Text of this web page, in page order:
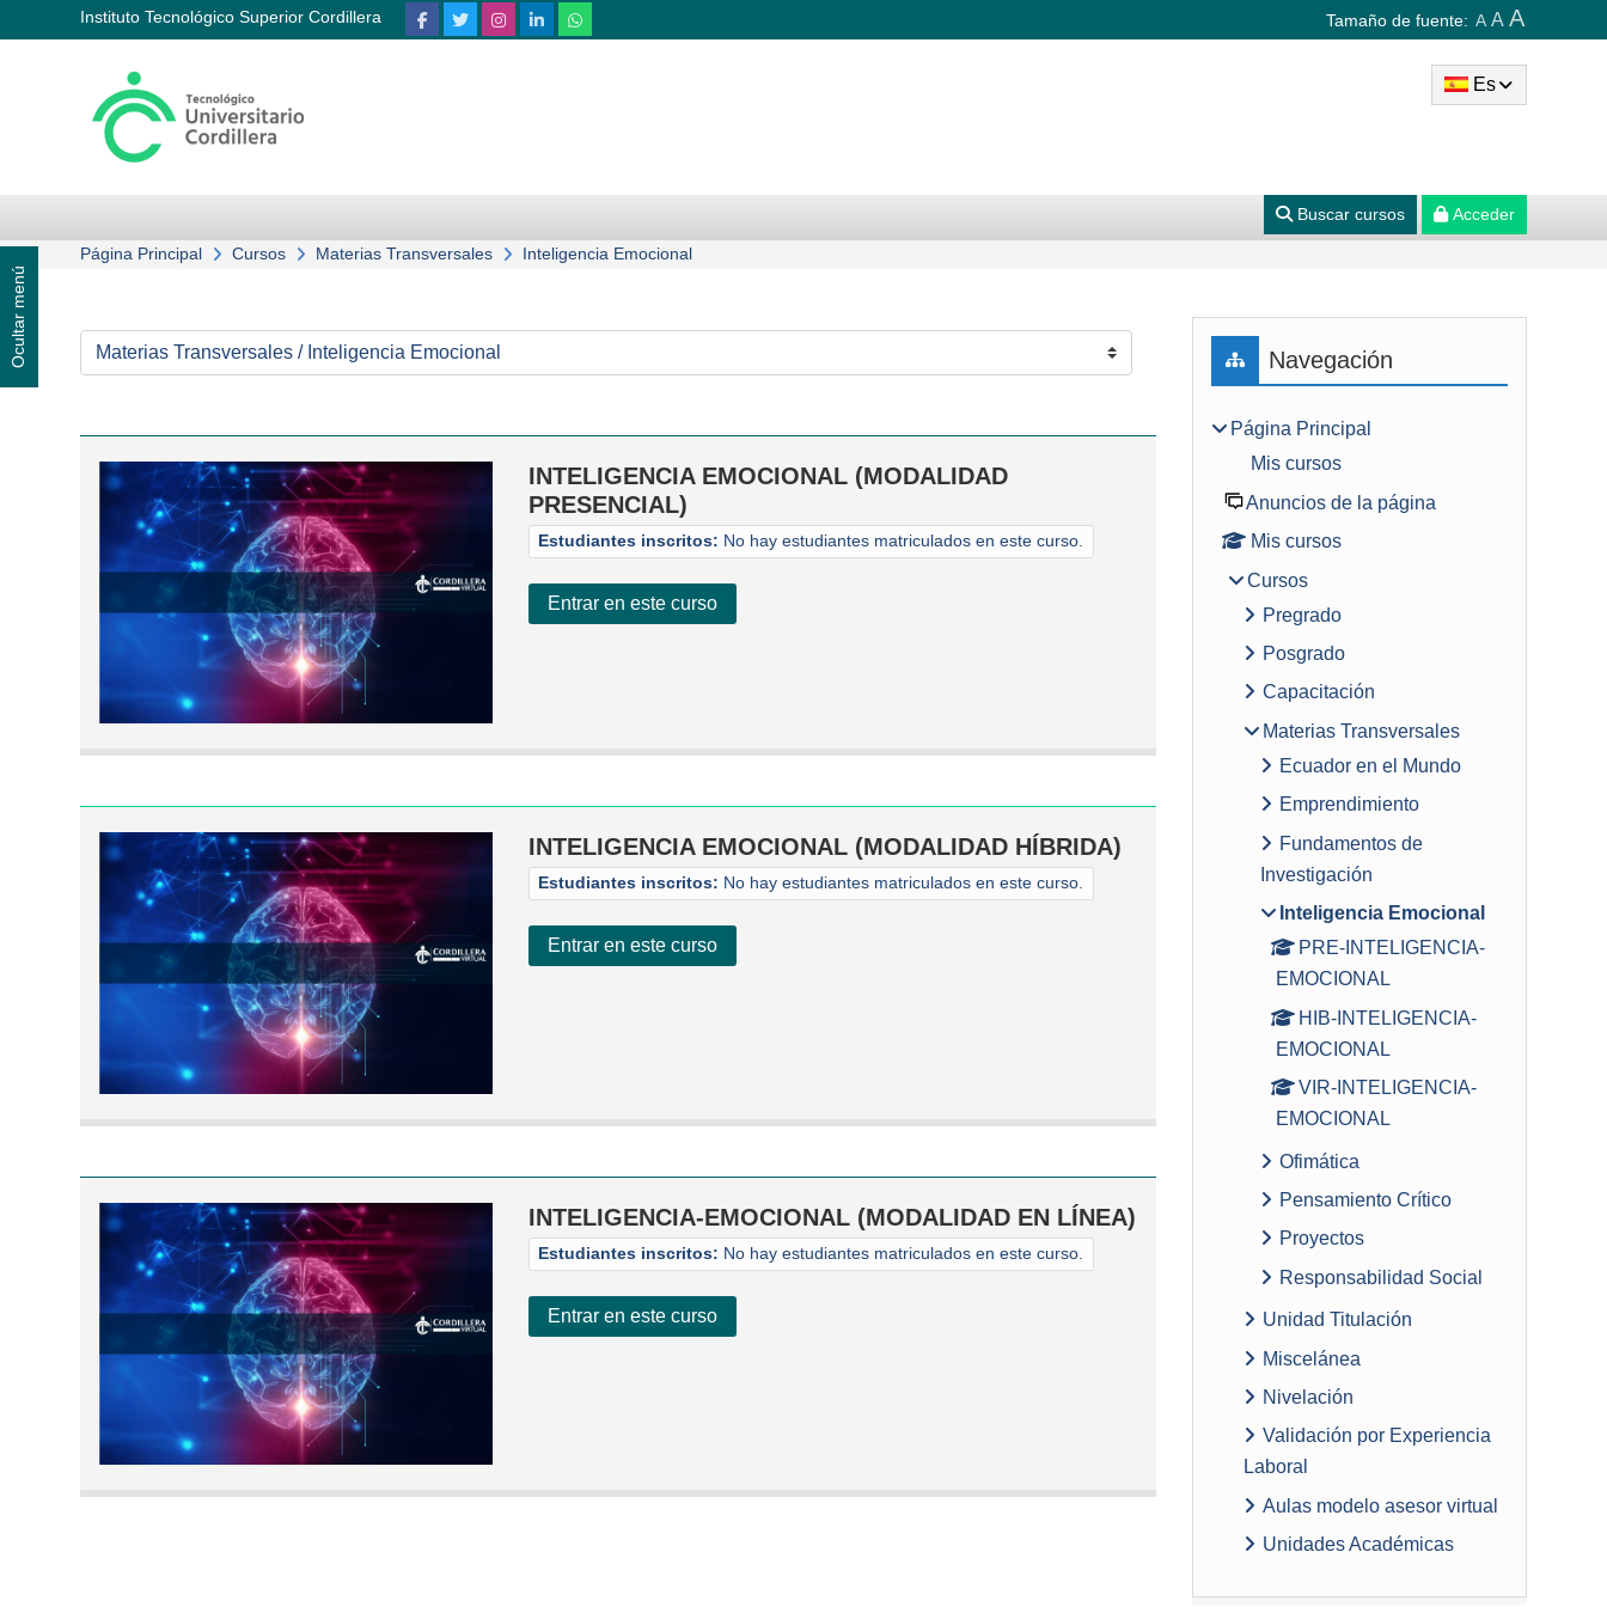
Salta al contenido principal
Instituto Tecnológico Superior Cordillera Tamaño de fuente: A A A
Es
Buscar cursos Acceder
Página Principal Cursos Materias Transversales Inteligencia Emocional
INTELIGENCIA EMOCIONAL (MODALIDAD
PRESENCIAL)
Estudiantes inscritos: No hay estudiantes matriculados en este curso.
Entrar en este curso
INTELIGENCIA EMOCIONAL (MODALIDAD HÍBRIDA)
Estudiantes inscritos: No hay estudiantes matriculados en este curso.
Entrar en este curso
INTELIGENCIA-EMOCIONAL (MODALIDAD EN LÍNEA)
Estudiantes inscritos: No hay estudiantes matriculados en este curso.
Entrar en este curso
Bloques
Navegación
Página Principal
Mis cursos
Anuncios de la página
Mis cursos
Cursos
Pregrado
Posgrado
Capacitación
Materias Transversales
Ecuador en el Mundo
Emprendimiento
Fundamentos de
Investigación
Inteligencia Emocional
PRE-INTELIGENCIA-
EMOCIONAL
HIB-INTELIGENCIA-
EMOCIONAL
VIR-INTELIGENCIA-
EMOCIONAL
Ofimática
Pensamiento Crítico
Proyectos
Responsabilidad Social
Unidad Titulación
Miscelánea
Nivelación
Validación por Experiencia
Laboral
Aulas modelo asesor virtual
Unidades Académicas
Ocultar menú